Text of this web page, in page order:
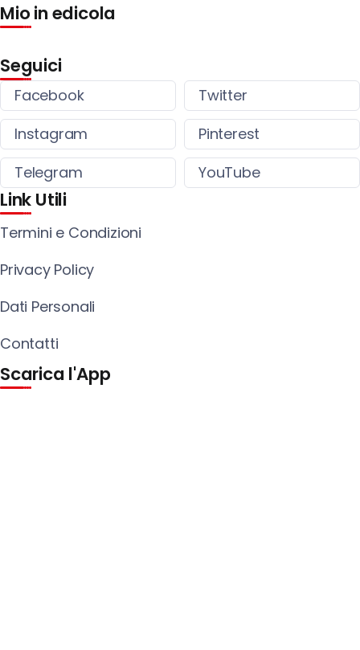
Mio in edicola
Seguici
Facebook
Twitter
Instagram
Pinterest
Telegram
YouTube
Link Utili
Termini e Condizioni
Privacy Policy
Dati Personali
Contatti
Scarica l'App